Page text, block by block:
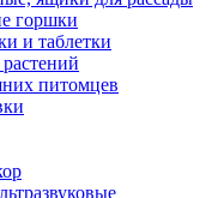
горшки
и таблетки
питомцев